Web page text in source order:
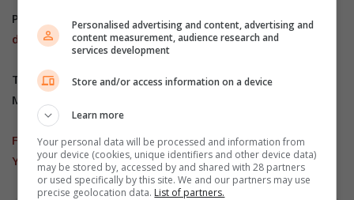
Please send an email to our News Editor at
daleen@mobserver.co.zaor phone us on 072 248 3855.
To keep updated and informed on all the latest
Middelburg news, visit our official social media pages:
Facebook,Instagram,TikTok,X (Formerly Twitter), and
YouTube.
Personalised advertising and content, advertising and
content measurement, audience research and
services development
Store and/or access information on a device
Learn more
Your personal data will be processed and information from
your device (cookies, unique identifiers and other device data)
may be stored by, accessed by and shared with 28 partners
or used specifically by this site. We and our partners may use
precise geolocation data. List of partners.